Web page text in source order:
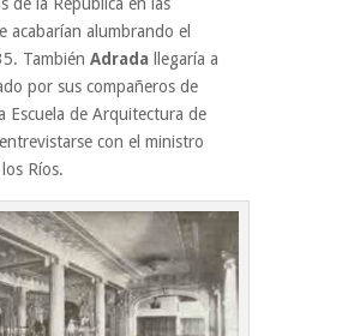
de la Republica en las
acabarían alumbrando el
También Adrada llegaría a
por sus compañeros de
Escuela de Arquitectura de
con el ministro
Ríos.